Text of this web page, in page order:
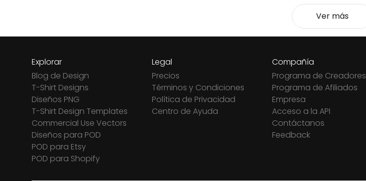
Ver más
Explorar
Blog de Design
T-Shirt Designs
Diseños PNG
T-Shirt Design Templates
Commercial Use Vectors
Diseños para POD
POD para Etsy
POD para Shopify
Legal
Precios
Términos y Condiciones
Política de Privacidad
Centro de Ayuda
Compañía
Programa de Creadores
Programa de Afiliados
Empresa
Acceso a la API
Contáctanos
Feedback